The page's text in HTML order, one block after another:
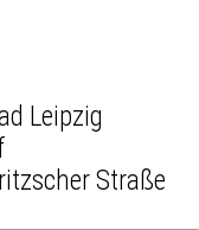
Leipzig
Straße